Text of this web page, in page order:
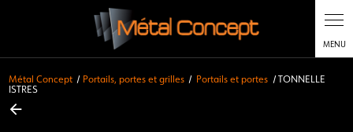
Métal Concept Portails, portes et grilles Portails et portes
TONNELLE
ISTRES